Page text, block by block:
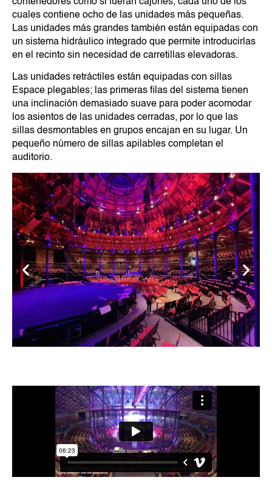
cuales contiene ocho de las unidades más pequeñas.
Las unidades más grandes también están equipadas con
un sistema hidráulico integrado que permite introducirlas
en el recinto sin necesidad de carretillas elevadoras.
Las unidades retráctiles están equipadas con sillas
Espace plegables; las primeras filas del sistema tienen
una inclinación demasiado suave para poder acomodar
los asientos de las unidades cerradas, por lo que las
sillas desmontables en grupos encajan en su lugar. Un
pequeño número de sillas apilables completan el
auditorio.